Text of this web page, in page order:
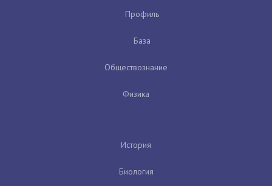
Профиль
База
Обществознание
Физика
История
Биология